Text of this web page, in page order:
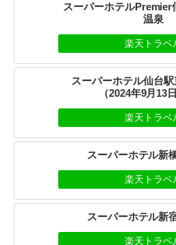
スーパーホテルPremier
温泉
楽天トラベ
スーパーホテル仙台
（2024年9月13
楽天トラベ
スーパーホテル新
楽天トラベ
スーパーホテル新
楽天トラベ